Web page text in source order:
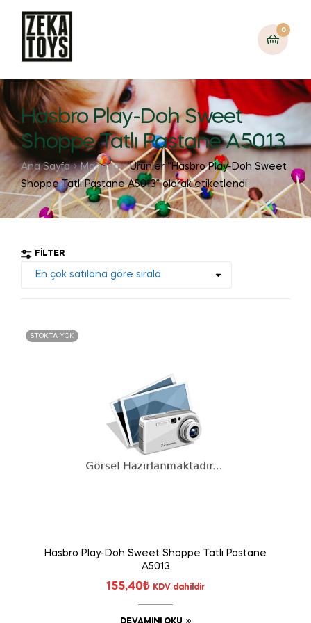
0
Hasbro Play-Doh Sweet
Shoppe Tatlı Pastane A5013
Ana Sayfa Mağaza
Ürünler “Hasbro Play-Doh Sweet
Shoppe Tatlı Pastane A5013” olarak etiketlendi
FILTER
STOKTA YOK
Hasbro Play-Doh Sweet Shoppe Tatlı Pastane
A5013
155,40₺ KDV dahildir
DEVAMINI OKU